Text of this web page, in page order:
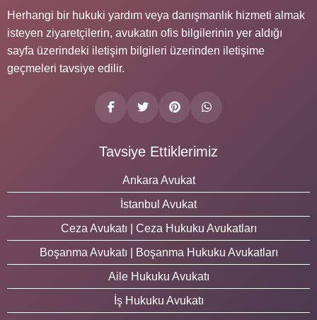
Herhangi bir hukuki yardım veya danışmanlık hizmeti almak
isteyen ziyaretçilerin, avukatın ofis bilgilerinin yer aldığı
sayfa üzerindeki iletişim bilgileri üzerinden iletişime
geçmeleri tavsiye edilir.
Tavsiye Ettiklerimiz
Ankara Avukat
İstanbul Avukat
Ceza Avukatı | Ceza Hukuku Avukatları
Boşanma Avukatı | Boşanma Hukuku Avukatları
Aile Hukuku Avukatı
İş Hukuku Avukatı